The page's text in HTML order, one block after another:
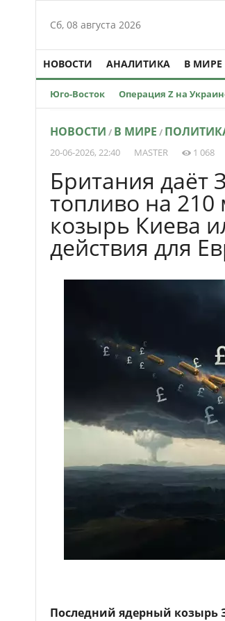
Сб, 08 августа 2026
НОВОСТИ АНАЛИТИКА В МИРЕ
Юго-Восток Операция Z на
НОВОСТИ / В МИРЕ /
20-06-2026, 22:40 MASTER 1 068
Британия даёт
топливо на
козырь Киева
действия для
Последний ядерный козырь